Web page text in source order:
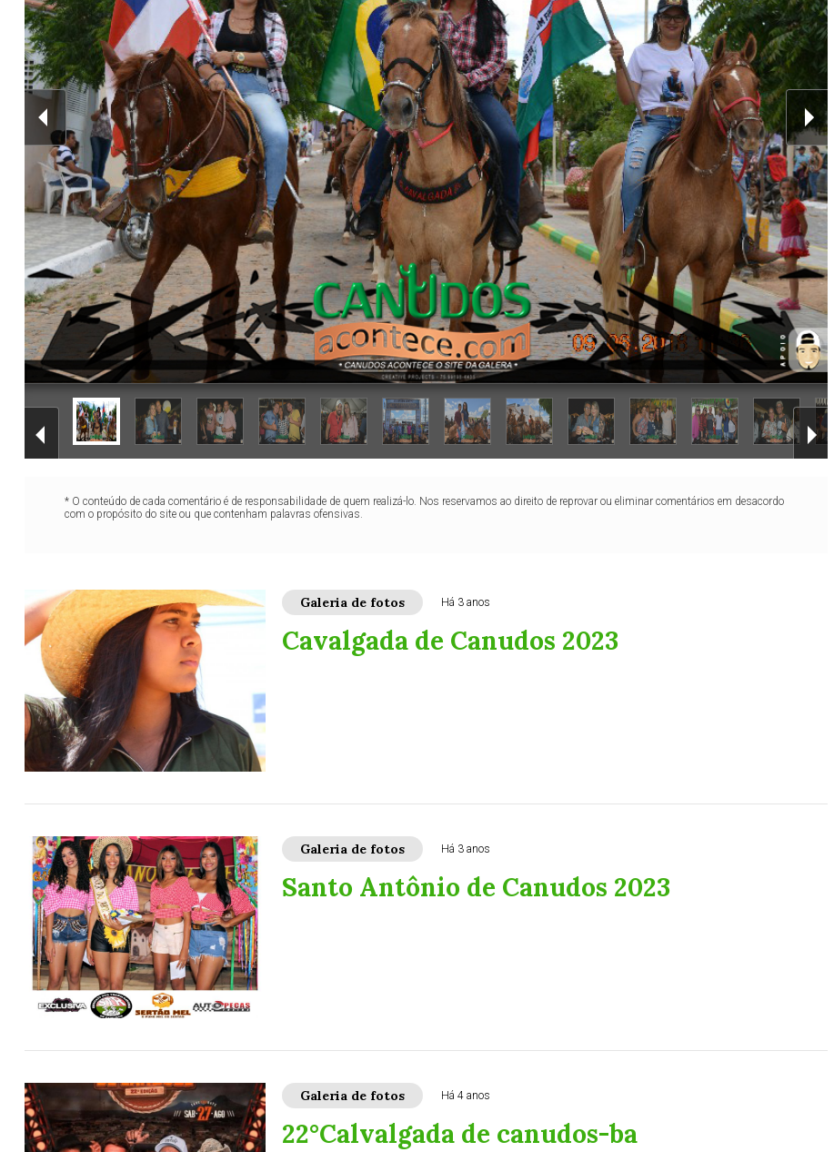
* O conteúdo de cada comentário é de responsabilidade de quem realizá-lo. Nos reservamos ao direito de reprovar ou eliminar comentários em desacordo
com o propósito do site ou que contenham palavras ofensivas.
Galeria de fotos Há 3 anos
Cavalgada de Canudos 2023
Galeria de fotos Há 3 anos
Santo Antônio de Canudos 2023
Galeria de fotos Há 4 anos
22°Calvalgada de canudos-ba